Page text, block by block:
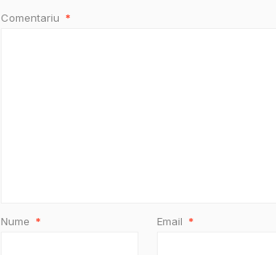
Comentariu *
Nume * Email *